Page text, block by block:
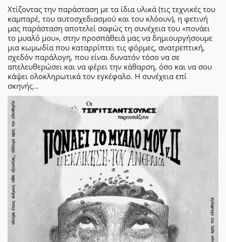
Χτίζοντας την παράσταση με τα ίδια υλικά (τις τεχνικές του
καμπαρέ, του αυτοσχεδιασμού και του κλόουν), η φετινή
μας παράσταση αποτελεί σαφώς τη συνέχεια του «πονάει
το μυαλό μου», στην προσπάθειά μας να δημιουργήσουμε
μια κωμωδία που καταρρίπτει τις φόρμες, ανατρεπτική,
σχεδόν παράλογη, που είναι δυνατόν τόσο να σε
απελευθερώσει και να φέρει την κάθαρση, όσο και να σου
κάψει ολοκληρωτικά τον εγκέφαλο. Η συνέχεια επί
σκηνής…